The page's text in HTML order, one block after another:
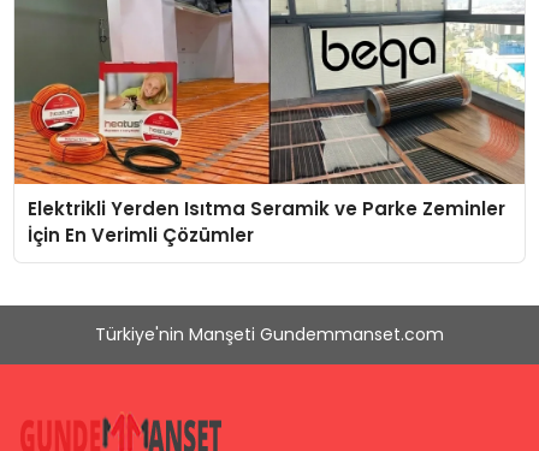
Elektrikli Yerden Isıtma Seramik ve Parke Zeminler
İçin En Verimli Çözümler
Türkiye'nin Manşeti Gundemmanset.com